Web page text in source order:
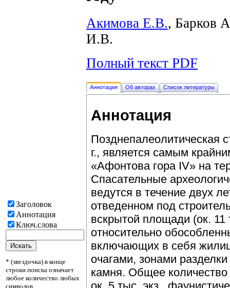
Заголовок
Аннотация
Ключ.слова
* (звездочка) в конце
строки поиска означает
любое количество любых
символов.
Акимова Е.В., Барков
И.В.
Полный текст PDF
Аннотация Об авторах Список литературы
Аннотация
Позднепалеолитическая
г., является самым
«Афонтова гора IV» на
Спасательные
ведутся в течение двух
отведенном под
вскрытой площади (ок.
относительно
включающих в себя
очагами, зонами
камня. Общее количество